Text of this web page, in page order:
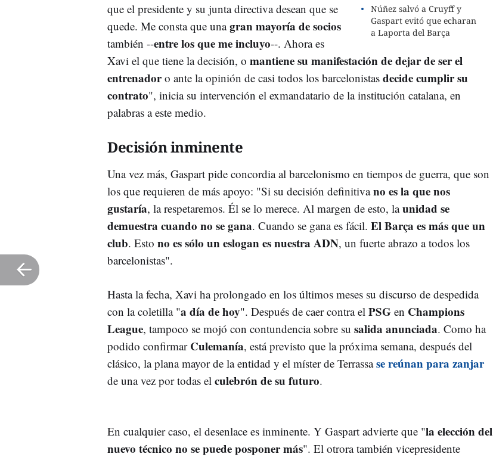
Núñez salvó a Cruyff y
Gaspart evitó que echaran
a Laporta del Barça
que el presidente y su junta directiva desean que se
quede. Me consta que unagran mayoría de socios
también --entre los que me incluyo--. Ahora es
Xavi el que tiene la decisión, o mantiene su manifestación de dejar de ser el
entrenadoro ante la opinión de casi todos los barcelonistas decide cumplir su
contrato", inicia su intervención el exmandatario de la institución catalana, en
palabras a este medio.
Decisión inminente
Una vez más, Gaspart pide concordia al barcelonismo en tiempos de guerra, que son
los que requieren de más apoyo: "Si su decisión definitivano es la que nos
gustaría, la respetaremos. Él se lo merece. Al margen de esto, launidad se
demuestra cuando no se gana. Cuando se gana es fácil. El Barça es más que un
club. Esto no es sólo un eslogan es nuestra ADN, un fuerte abrazo a todos los
barcelonistas".
Hasta la fecha, Xavi ha prolongado en los últimos meses su discurso de despedida
con la coletilla "a día de hoy". Después de caer contra el PSG en Champions
League, tampoco se mojó con contundencia sobre su salida anunciada. Como ha
podido confirmar Culemanía, está previsto que la próxima semana, después del
clásico, la plana mayor de la entidad y el míster de Terrassase reúnan para zanjar
de una vez por todas el culebrón de su futuro.
En cualquier caso, el desenlace es inminente. Y Gaspart advierte que "la elección del
nuevo técnico no se puede posponer más". El otrora también vicepresidente